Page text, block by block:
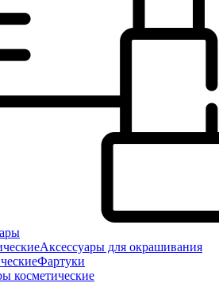
Аксессуары для окрашивания
Фартуки
косметические